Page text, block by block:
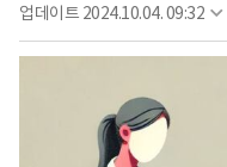
업데이트 2024.10.04. 09:32